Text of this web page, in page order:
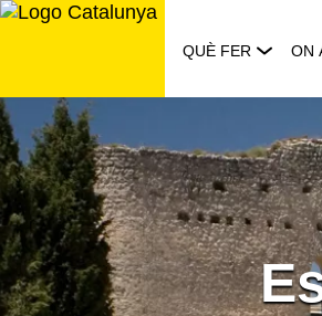
Saltar
QUÈ FER ON